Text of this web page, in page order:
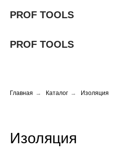
PROF TOOLS
PROF TOOLS
Главная → Каталог → Изоляция
Изоляция